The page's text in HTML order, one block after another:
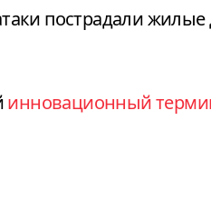
пострадали
инновационный